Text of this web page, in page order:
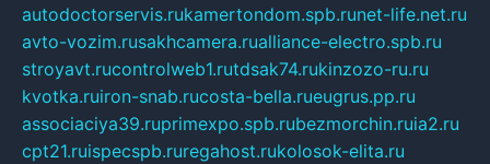
autodoctorservis.rukamertondom.spb.runet-life.net.ru
avto-vozim.rusakhcamera.rualliance-electro.spb.ru
stroyavt.rucontrolweb1.rutdsak74.rukinzozo-ru.ru
kvotka.ruiron-snab.rucosta-bella.rueugrus.pp.ru
associaciya39.ruprimexpo.spb.rubezmorchin.ruia2.ru
cpt21.ruispecspb.ruregahost.rukolosok-elita.ru